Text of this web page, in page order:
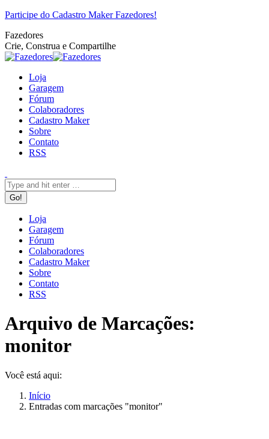
Pular
o
conteúdo
Facebook
Twitter
Google+
YouTube
Website
Rss
Participe do Cadastro Maker Fazedores!
Fazedores
Crie, Construa e Compartilhe
Loja
Garagem
Fórum
Colaboradores
Cadastro Maker
Sobre
Contato
RSS
Loja
Garagem
Fórum
Colaboradores
Cadastro Maker
Sobre
Contato
RSS
Arquivo de Marcações:
monitor
Você está aqui:
Início
Entradas com marcações "monitor"